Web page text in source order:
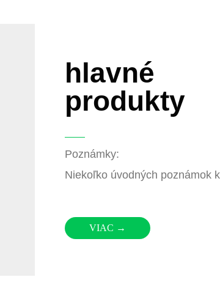
Predajné automaty na
hlavné
produkty
Poznámky:
Niekoľko úvodných poznámok
VIAC →